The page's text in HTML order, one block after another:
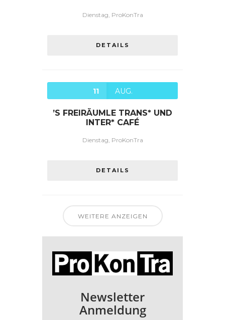
Dienstag, ProKonTra
DETAILS
11 AUG.
’S FREIRÄUMLE TRANS* UND
INTER* CAFÉ
Dienstag, ProKonTra
DETAILS
WEITERE ANZEIGEN
Newsletter
Anmeldung